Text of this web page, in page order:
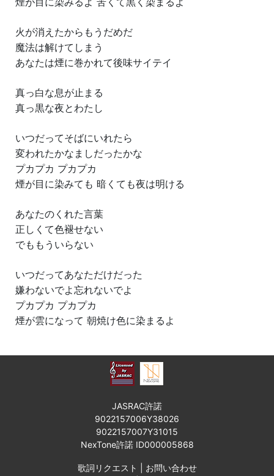
火が消えたからもうだめだ
魔法は解けてしまう
あなたは煙に巻かれて後味サイテイ
真っ白な息が止まる
真っ黒な夜とわたし
いつだってそばにいれたら
変われたかなましだったかな
プカプカ プカプカ
煙が目に染みても 暗くても夜は明ける
あなたのくれた言葉
正しくて色褪せない
でももういらない
いつだってあなただけだった
嫌わないでよ忘れないでよ
プカプカ プカプカ
煙が雲になって 朝焼け色に染まるよ
JASRAC許諾
9022157006Y38026
9022157007Y31015
NexTone許諾 ID000005868
歌詞リクエスト
お問い合わせ